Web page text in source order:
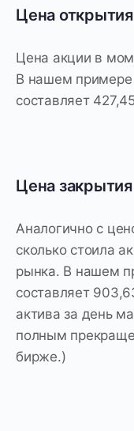
Цена открытия
Цена акции в
В нашем примере
составляет
Цена закрытия
Аналогично с
сколько стоила
рынка. В нашем
составляет
актива за день
полным
бирже.)